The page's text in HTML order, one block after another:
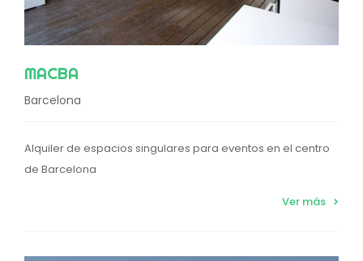
MACBA
Barcelona
Alquiler de espacios singulares para eventos en el centro
de Barcelona
Ver más